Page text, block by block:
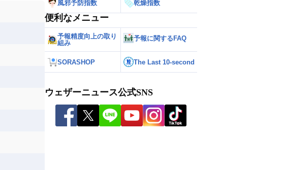
風邪予防指数 乾燥指数
便利なメニュー
予報精度向上の取り
組み
予報に関するFAQ
SORASHOP The Last 10-second
ウェザーニュース公式SNS